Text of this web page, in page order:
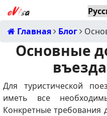
Главная Блог
Основные
Для туристической
иметь все
Конкретные требования